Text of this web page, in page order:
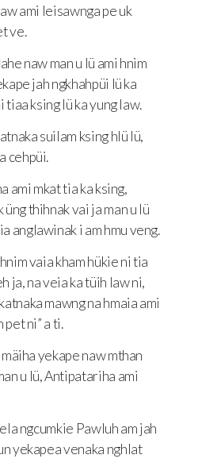
ami leisawnga pe uk
ve.
naw man u lü ami hnim
jah ngkhahpüi lü ka
tiaa ksing lü ka yung law.
suilam ksing hlü lü,
cehpüi.
ami mkat tia ka ksing,
thihnak vai ja man u lü
anglawinak i am hmu veng.
vaia kham hükie ni tia
ja, na veia ka tüih law ni,
mawng na hmaia ami
pet ni” a ti.
yekape naw mthan
u lü, Antipatariha ami
ngcumkie Pawluh am jah
yekapea venaka nghlat